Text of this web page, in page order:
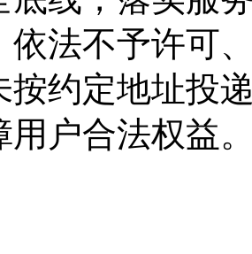
依法不予许可
按约定地址投
用户合法权益